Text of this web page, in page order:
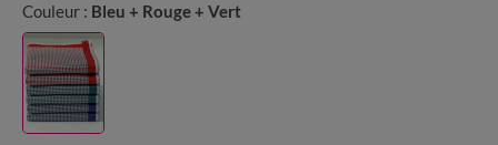
Couleur : Bleu + Rouge + Vert